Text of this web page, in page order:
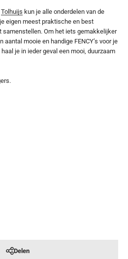
Tolhuijs kun je alle onderdelen van de
eigen meest praktische en best
Om het iets gemakkelijker
aantal mooie en handige FENCY’s voor je
je in ieder geval een mooi, duurzaam
Delen